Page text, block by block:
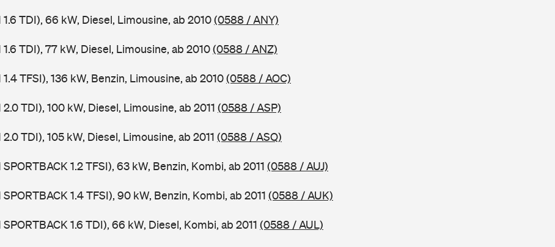
1.6 TDI), 66 kW, Diesel, Limousine, ab 2010(0588 / ANY)
1.6 TDI), 77 kW, Diesel, Limousine, ab 2010(0588 / ANZ)
1.4 TFSI), 136 kW, Benzin, Limousine, ab 2010(0588 / AOC)
2.0 TDI), 100 kW, Diesel, Limousine, ab 2011 (0588 / ASP)
2.0 TDI), 105 kW, Diesel, Limousine, ab 2011 (0588 / ASQ)
SPORTBACK 1.2 TFSI), 63 kW, Benzin, Kombi, ab 2011 (0588 / AUJ)
SPORTBACK 1.4 TFSI), 90 kW, Benzin, Kombi, ab 2011 (0588 / AUK)
SPORTBACK 1.6 TDI), 66 kW, Diesel, Kombi, ab 2011 (0588 / AUL)